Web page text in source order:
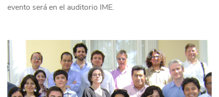
evento será en el auditorio IME.